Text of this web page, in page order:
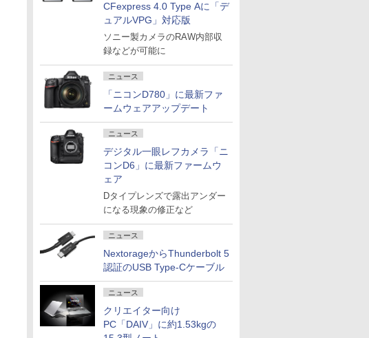
CFexpress 4.0 Type Aに「デ
ュアルVPG」対応版
ソニー製カメラのRAW内部収
録などが可能に
ニュース
「ニコンD780」に最新ファ
ームウェアアップデート
ニュース
デジタル一眼レフカメラ「ニ
コンD6」に最新ファームウ
ェア
Dタイプレンズで露出アンダー
になる現象の修正など
ニュース
NextorageからThunderbolt 5
認証のUSB Type-Cケーブル
ニュース
クリエイター向け
PC「DAIV」に約1.53kgの